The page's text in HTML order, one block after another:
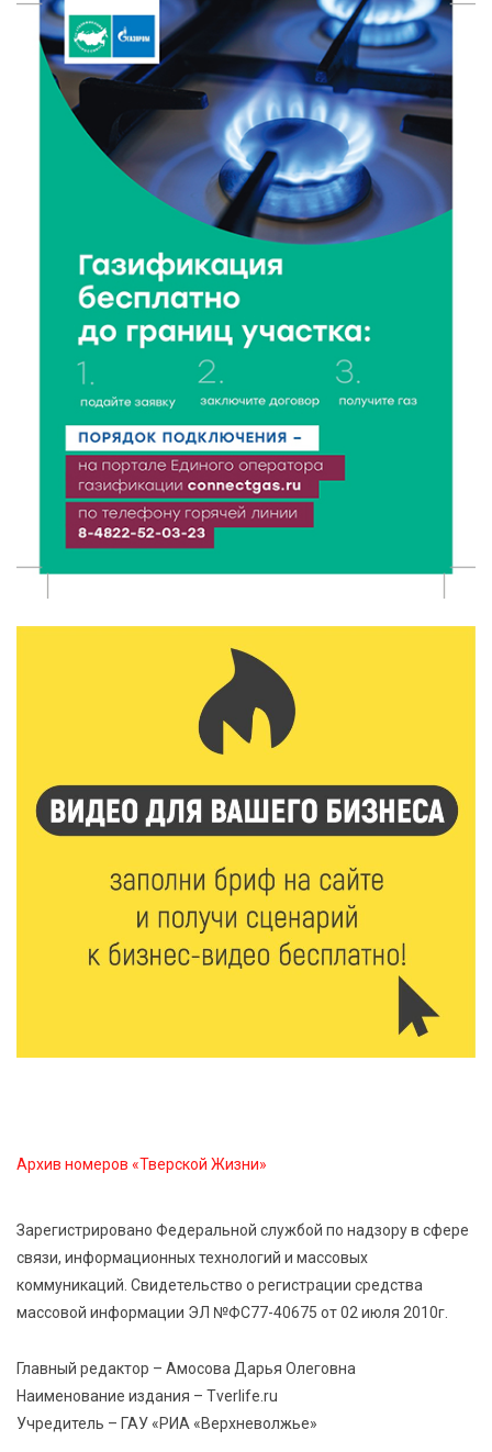
Калязине
8 Авг 2026 13:37 302
Чем удивит X Международный фестиваль «Калитка»
в 2026 году?
8 Авг 2026 12:37 203
Забыл вещи в транспорте? Рассказываем, что ждёт
пассажиров по новым правилам
8 Авг 2026 12:12 350
Более 40 миллионов на металлургию получил бизнес
Твери
8 Авг 2026 11:37 277
От теории до практики: в детских лагерях Тверской
области проходят «Дни безопасности»
8 Авг 2026 10:37 218
Арбуз без риска: на что обратить внимание при
Виталий Королев рассказал о доступном спорте
для жителей Верхневолжья
8 Авг 2026 09:18 217
«Эстафету чемпионов» провели на площади
Оленинского Дома культуры
В Нелидово открылся бассейн
инспекторы ГИБДД напомнили школьникам
7 Авг 2026 22:32 383
Сотрудники УФСИН по Тверской области
поддержали Всероссийскую акцию ко Дню
Архив номеров «Тверской Жизни»
Зарегистрировано Федеральной службой по надзору в сфере
связи, информационных технологий и массовых
коммуникаций. Свидетельство о регистрации средства
массовой информации ЭЛ №ФС77-40675 от 02 июля 2010г.
Главный редактор – Амосова Дарья Олеговна
Наименование издания – Tverlife.ru
Учредитель – ГАУ «РИА «Верхневолжье»